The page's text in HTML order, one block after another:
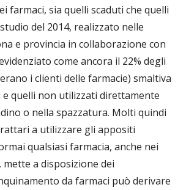
farmaci, sia quelli scaduti che quelli
del 2014, realizzato nelle
e provincia in collaborazione con
come ancora il 22% degli
i clienti delle farmacie) smaltiva
e quelli non utilizzati direttamente
o nella spazzatura. Molti quindi
a utilizzare gli appositi
qualsiasi farmacia, anche nei
mette a disposizione dei
da farmaci può derivare